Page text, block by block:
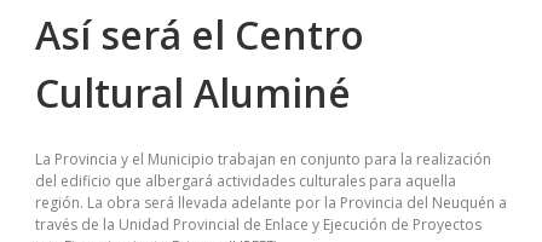
Así será el Centro
Cultural Aluminé
La Provincia y el Municipio trabajan en conjunto para la realización
del edificio que albergará actividades culturales para aquella
región. La obra será llevada adelante por la Provincia del Neuquén a
través de la Unidad Provincial de Enlace y Ejecución de Proyectos